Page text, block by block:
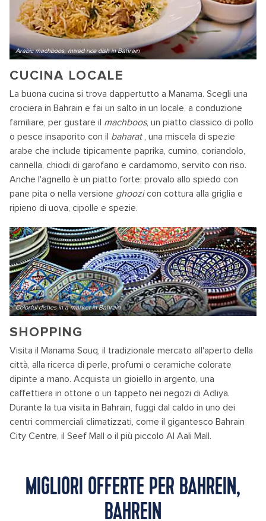
Arabic machboos, mixed rice dish in Bahrain
CUCINA LOCALE
La buona cucina si trova dappertutto a Manama. Scegli una
crociera in Bahrain e fai un salto in un locale, a conduzione
familiare, per gustare il machboos, un piatto classico di pollo
o pesce insaporito con il baharat , una miscela di spezie
arabe che include tipicamente paprika, cumino, coriandolo,
cannella, chiodi di garofano e cardamomo, servito con riso.
Anche l'agnello è un piatto forte: provalo allo spiedo con
pane pita o nella versione ghoozicon cottura alla griglia e
ripieno di uova, cipolle e spezie.
Colorful dishes in a market in Bahrain
SHOPPING
Visita il Manama Souq, il tradizionale mercato all'aperto della
città, alla ricerca di perle, profumi o ceramiche colorate
dipinte a mano. Acquista un gioiello in argento, una
caffettiera in ottone o un tappeto nei negozi di Adliya.
Durante la tua visita in Bahrain, fuggi dal caldo in uno dei
centri commerciali climatizzati, come il gigantesco Bahrain
City Centre, il Seef Mall o il più piccolo Al Aali Mall.
MIGLIORI OFFERTE PER BAHREIN,
BAHREIN